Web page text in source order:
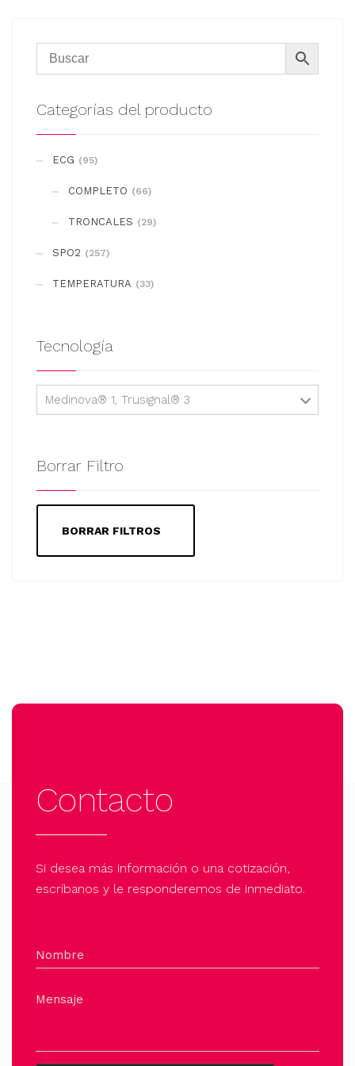
Categorías del producto
ECG (95)
COMPLETO (66)
TRONCALES (29)
SPO2 (257)
TEMPERATURA (33)
Tecnología
Medinova® 1, Trusignal® 3
Borrar Filtro
BORRAR FILTROS
Contacto
Si desea más información o una cotización,
escríbanos y le responderemos de inmediato.
Nombre
Mensaje